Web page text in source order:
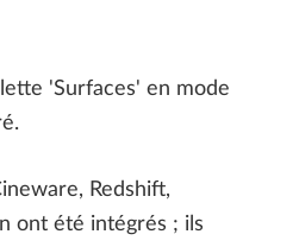
'Surfaces' en mode
Redshift,
ont été intégrés ; ils